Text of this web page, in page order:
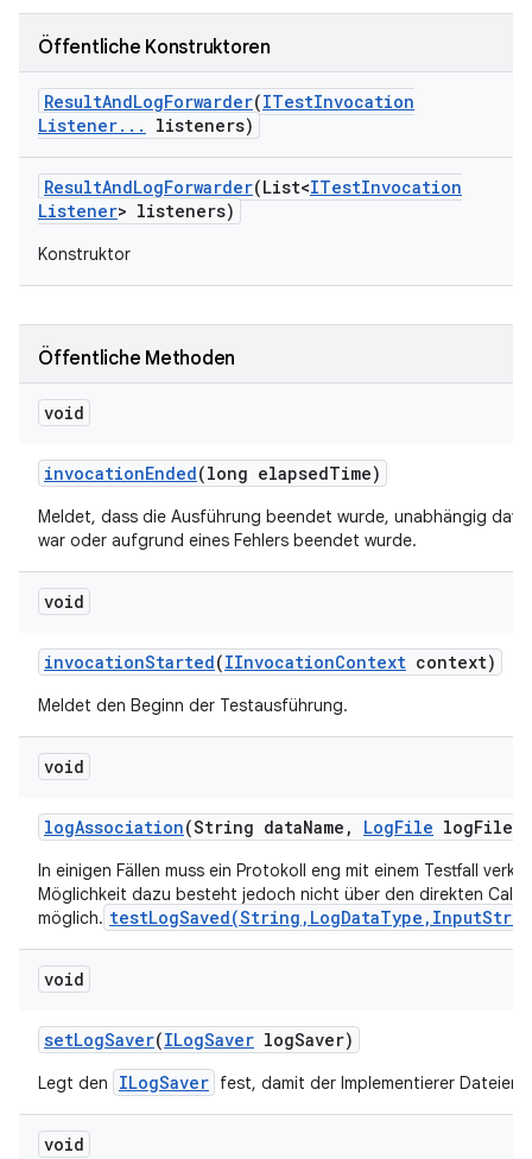
Öffentliche Konstruktoren
ResultAndLogForwarder(ITestInvocation
Listener. . . listeners)
ResultAndLogForwarder(List<ITestInvocation
Listener> listeners)
Konstruktor
Öffentliche Methoden
void
invocationEnded(long elapsedTime)
Meldet, dass die Ausführung beendet wurde, unabhängig
war oder aufgrund eines Fehlers beendet wurde.
void
invocationStarted(IInvocationContext context)
Meldet den Beginn der Testausführung.
void
logAssociation(String dataName , LogFile logFile)
In einigen Fällen muss ein Protokoll eng mit einem Testfall
Möglichkeit dazu besteht jedoch nicht über den direkten
möglich.
void
setLogSaver(ILogSaver logSaver)
Legt den ILogSaver fest, damit der Implementierer Dateien
void